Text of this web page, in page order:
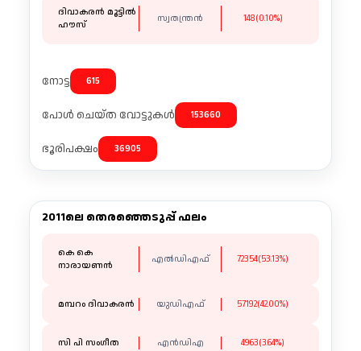
ദിവാകരൻ മൂട്ടിൽ
ഹൗസ്‌
സ്വതന്ത്രൻ 148(0.10%)
നോട്ട 615
പോൾ ചെയ്ത വോട്ടുകൾ 153660
ഭൂരിപക്ഷം 36905
2011ലെ തെരഞ്ഞെടുപ്പ് ഫലം
കെ കെ
നാരായണൻ
എല്‍ഡിഎഫ് 72354(53.13%)
മമ്പറം ദിവാകരൻ യുഡിഎഫ് 57192(42.00%)
സി പി സംഗീത എന്‍ഡിഎ 4963(3.64%)